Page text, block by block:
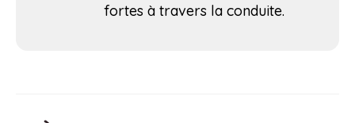
fortes à travers la conduite.